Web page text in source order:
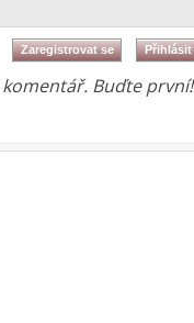
Buďte první!